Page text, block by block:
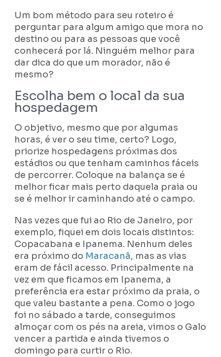
Um bom método para seu roteiro é
perguntar para algum amigo que mora no
destino ou para as pessoas que você
conhecerá por lá. Ninguém melhor para
dar dica do que um morador, não é
mesmo?
Escolha bem o local da sua
hospedagem
O objetivo, mesmo que por algumas
horas, é ver o seu time, certo? Logo,
priorize hospedagens próximas dos
estádios ou que tenham caminhos fáceis
de percorrer. Coloque na balança se é
melhor ficar mais perto daquela praia ou
se é melhor ir caminhando até o campo.
Nas vezes que fui ao Rio de Janeiro, por
exemplo, fiquei em dois locais distintos:
Copacabana e Ipanema. Nenhum deles
era próximo do Maracanã, mas as vias
eram de fácil acesso. Principalmente na
vez em que ficamos em Ipanema, a
preferência era estar próximo da praia, o
que valeu bastante a pena. Como o jogo
foi no sábado a tarde, conseguimos
almoçar com os pés na areia, vimos o Galo
vencer a partida e ainda tivemos o
domingo para curtir o Rio.